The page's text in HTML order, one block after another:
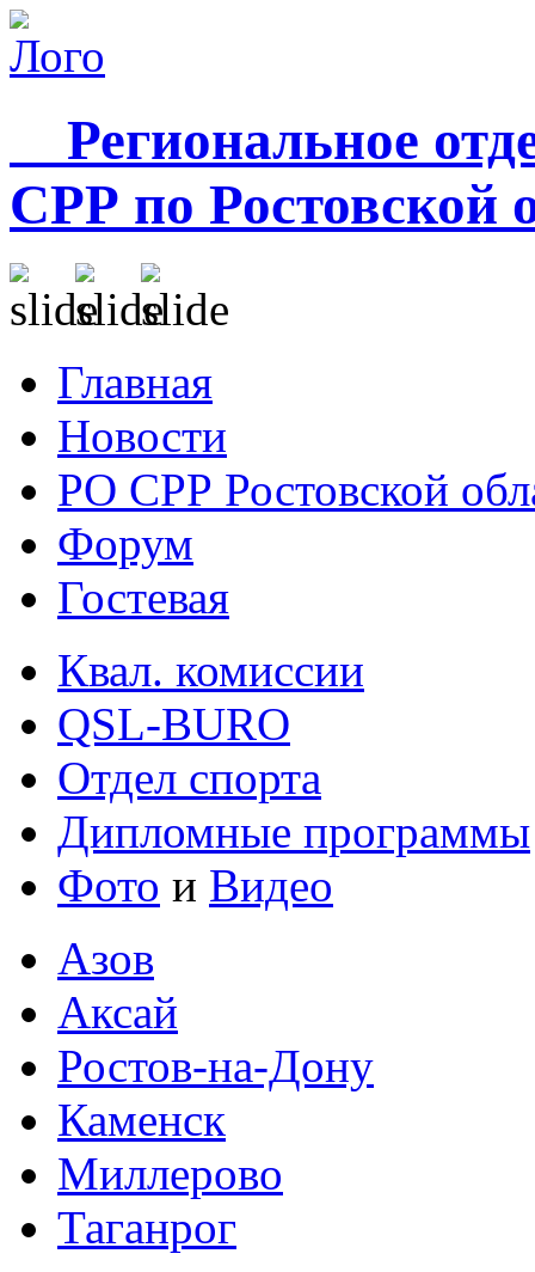
Региональное
СРР по Ростовской
Главная
Новости
РО СРР Ростовской
Форум
Гостевая
Квал. комиссии
QSL-BURO
Отдел спорта
Дипломные программы
Фото и Видео
Азов
Аксай
Ростов-на-Дону
Каменск
Миллерово
Таганрог